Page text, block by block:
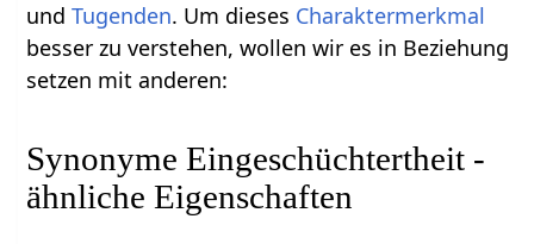
undTugenden. Um dieses Charaktermerkmal
besser zu verstehen, wollen wir es in Beziehung
setzen mit anderen:
Synonyme Eingeschüchtertheit -
ähnliche Eigenschaften